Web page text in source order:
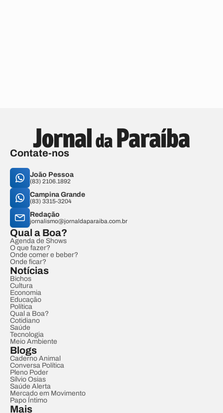
Contate-nos
João Pessoa
(83) 2106.1892
Campina Grande
(83) 3315-3204
Redação
jornalismo@jornaldaparaiba.com.br
Qual a Boa?
Agenda de Shows
O que fazer?
Onde comer e beber?
Onde ficar?
Notícias
Bichos
Cultura
Economia
Educação
Política
Qual a Boa?
Cotidiano
Saúde
Tecnologia
Meio Ambiente
Blogs
Caderno Animal
Conversa Política
Pleno Poder
Sílvio Osias
Saúde Alerta
Mercado em Movimento
Papo Íntimo
Mais